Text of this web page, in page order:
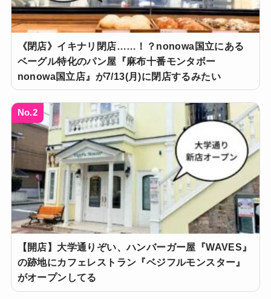
《閉店》イキナリ閉店……！？nonowa国立にある
ベーグル特化のパン屋『麻布十番モンタボー
nonowa国立店』が7/13(月)に閉店するみたい
No.2
【開店】大学通りぞい、ハンバーガー屋『WAVES』
の跡地にカフェレストラン『ベジフルモンスター』
がオープンしてる